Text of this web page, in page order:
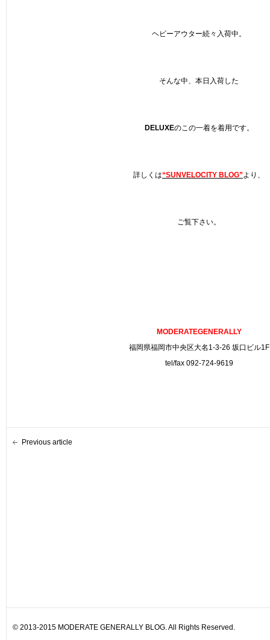
ヘビーアウター続々入荷中。
そんな中、本日入荷した
DELUXEのこの一着を着用です。
詳しくは“SUNVELOCITY BLOG”より、
ご覧下さい。
MODERATEGENERALLY
福岡県福岡市中央区大名1-3-26 坂口ビル1F
tel/fax 092-724-9619
Previous article
© 2013-2015 MODERATE GENERALLY BLOG. All Rights Reserved.